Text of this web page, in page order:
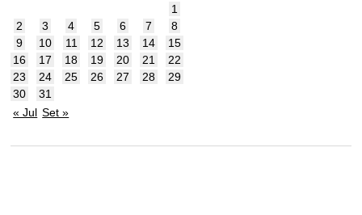
1
2
3 4 5 6 7
8
9
10 11 12 13 14
15
16
17 18 19 20 21
22
23
24 25 26 27 28
29
30
31
« Jul Set »